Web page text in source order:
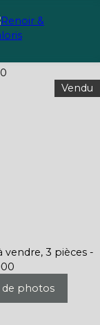
Vendu
de photos